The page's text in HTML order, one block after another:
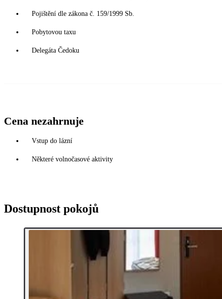
Pojištění dle zákona č. 159/1999 Sb.
Pobytovou taxu
Delegáta Čedoku
Cena nezahrnuje
Vstup do lázní
Některé volnočasové aktivity
Dostupnost pokojů